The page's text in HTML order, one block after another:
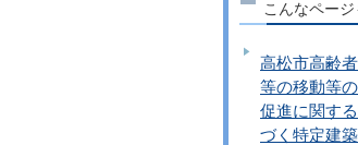
こんなペー
高松市高齢
等の移動等
促進に関す
づく特定建